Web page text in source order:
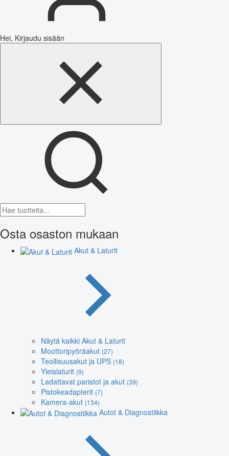
Hei, Kirjaudu sisään
Osta osaston mukaan
Akut & Laturit
Näytä kaikki Akut & Laturit
Moottoripyöräakut (27)
Teollisuusakut ja UPS (18)
Yleislaturit (9)
Ladattavat paristot ja akut (39)
Pistokeadapterit (7)
Kamera-akut (134)
Autot & Diagnostiikka